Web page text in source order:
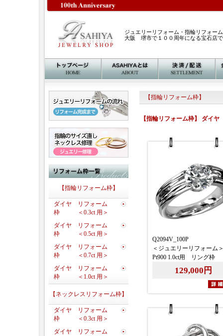
ジュエリーリフォーム・指輪リフォー
大阪 堺市で１００周年になる宝石店
【指輪リフォーム枠】
ダイヤ リフォーム
枠 ＜0.3ct 用＞
ダイヤ リフォーム
枠 ＜0.5ct 用＞
ダイヤ リフォーム
枠 ＜0.7ct 用＞
ダイヤ リフォーム
枠 ＜1.0ct 用＞
【ネックレスリフォーム枠】
ダイヤ リフォーム
枠 ＜0.3ct 用＞
ダイヤ リフォーム
【指輪リフォーム枠】
【指輪リフォーム枠】 ダ
Q2094V_100P
＜ジュエリーリフォーム
Pt900 1.0ct用 リング枠
129,000円